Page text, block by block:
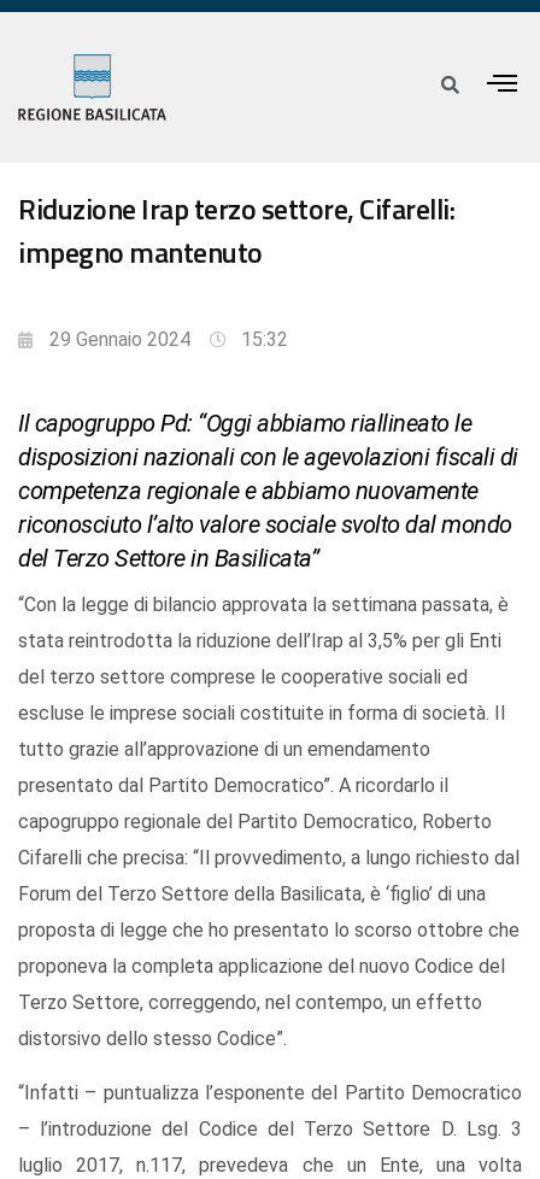
Riduzione Irap terzo settore, Cifarelli:
impegno mantenuto
29 Gennaio 2024 15:32
Il capogruppo Pd: “Oggi abbiamo riallineato le
disposizioni nazionali con le agevolazioni fiscali di
competenza regionale e abbiamo nuovamente
riconosciuto l’alto valore sociale svolto dal mondo
del Terzo Settore in Basilicata”
“Con la legge di bilancio approvata la settimana passata, è
stata reintrodotta la riduzione dell’Irap al 3,5% per gli Enti
del terzo settore comprese le cooperative sociali ed
escluse le imprese sociali costituite in forma di società. Il
tutto grazie all’approvazione di un emendamento
presentato dal Partito Democratico”. A ricordarlo il
capogruppo regionale del Partito Democratico, Roberto
Cifarelli che precisa: “Il provvedimento, a lungo richiesto dal
Forum del Terzo Settore della Basilicata, è ‘figlio’ di una
proposta di legge che ho presentato lo scorso ottobre che
proponeva la completa applicazione del nuovo Codice del
Terzo Settore, correggendo, nel contempo, un effetto
distorsivo dello stesso Codice”.
“Infatti – puntualizza l’esponente del Partito Democratico
–
l’introduzione del Codice del Terzo Settore D. Lsg. 3
luglio 2017, n.117, prevedeva che un Ente, una volta